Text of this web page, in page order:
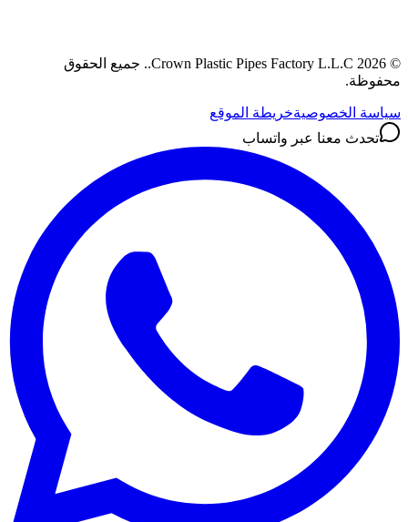
©
2026
Crown Plastic Pipes Factory L.L.C.
. جميع الحقوق
محفوظة.
سياسة الخصوصيةخريطة الموقع
تحدث معنا عبر واتساب